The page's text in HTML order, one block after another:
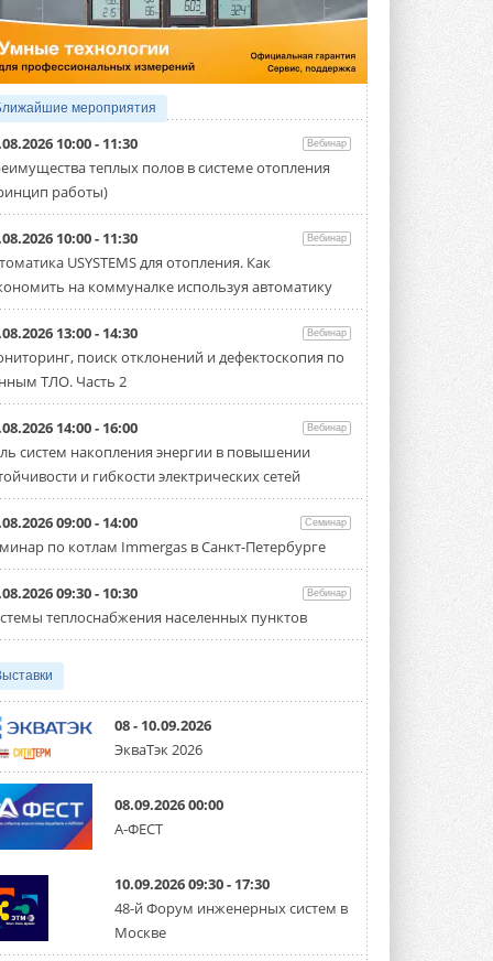
Китайская Shenling представила
линейку тепловых насосов
«воздух-вода» на R290
Серия ThermaX R290 All-In-One
включает три модели ...
4 АВГУСТА 2026
Тепловые насосы в связке с
накопителем снижают
потребление на 60%
Исследователи из Италии установили ...
«РУСКЛИМАТ Fest 2026» в Уфе
собрал свыше 700 профи
климатической отрасли
Организатором выступил торгово-
производственный холдинг ...
3 АВГУСТА 2026
«Датарк» испытал модульный
ЦОД с плотностью 54 кВт на
стойку
Испытания прошли на собственной
производственной площадке и были ...
Samsung выпускает VRF-
систему DVM на R32
Линейка включает семь типоразмеров
производительностью от 22,4 до 56 кВт.
Суммарная длина трубопроводов ...
3 АВГУСТА 2026
итоги конкурса студенческих
проектов «ТИМ-лидеры 2026»
стартует уже в сентябре 2026 года ...
3 АВГУСТА 2026
«Русклимат» укрепляет
партнёрство за Уралом
Омск с трёхдневным рабочим визитом ...
31 ИЮЛЯ 2026
Carrier модернизирует
мероприятия
10:00 - 11:30 Вебинар
теплых полов в системе отопления
работы)
10:00 - 11:30 Вебинар
USYSTEMS для отопления. Как
на коммуналке используя автоматику
13:00 - 14:30 Вебинар
поиск отклонений и дефектоскопия по
ТЛО. Часть 2
14:00 - 16:00 Вебинар
систем накопления энергии в повышении
и гибкости электрических сетей
09:00 - 14:00 Семинар
по котлам Immergas в Санкт-Петербурге
09:30 - 10:30 Вебинар
теплоснабжения населенных пунктов
08 - 10.09.2026
ЭкваТэк 2026
08.09.2026 00:00
А-ФЕСТ
10.09.2026 09:30 - 17:30
48-й Форум инженерных систем в
Москве